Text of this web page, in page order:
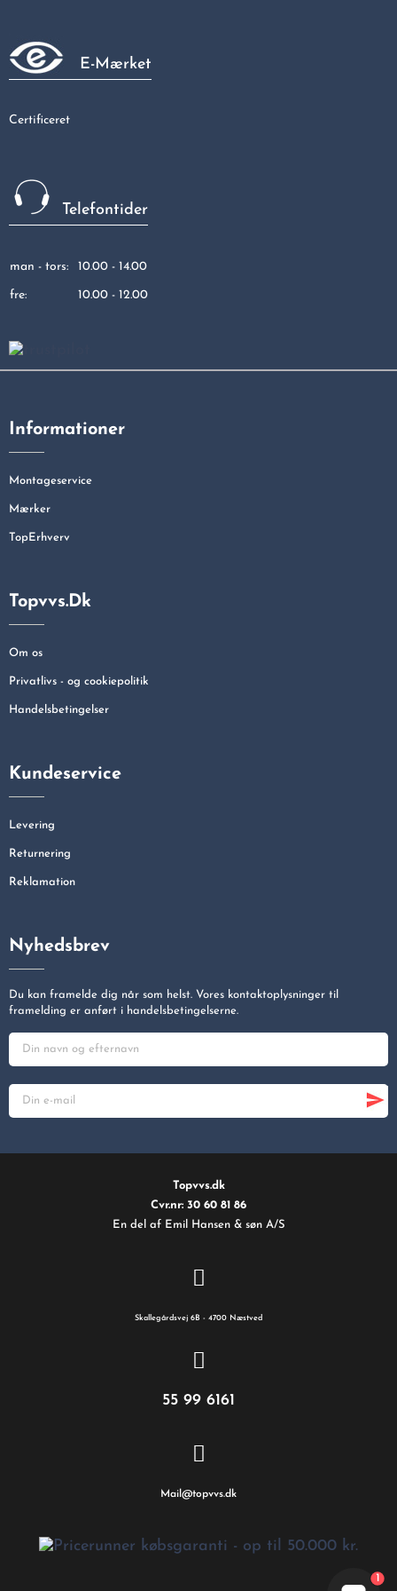
E-Mærket
Certificeret
Telefontider
man - tors: 10.00 - 14.00
fre: 10.00 - 12.00
Informationer
Montageservice
Mærker
TopErhverv
Topvvs.dk
Om os
Privatlivs - og cookiepolitik
Handelsbetingelser
Kundeservice
Levering
Returnering
Reklamation
Nyhedsbrev
Du kan framelde dig når som helst. Vores kontaktoplysninger til
framelding er anført i handelsbetingelserne.
Topvvs.dk
Cvr.nr: 30 60 81 86
En del af Emil Hansen & søn A/S
Skallegårdsvej 6B - 4700 Næstved
55 99 6161
Mail@topvvs.dk
1